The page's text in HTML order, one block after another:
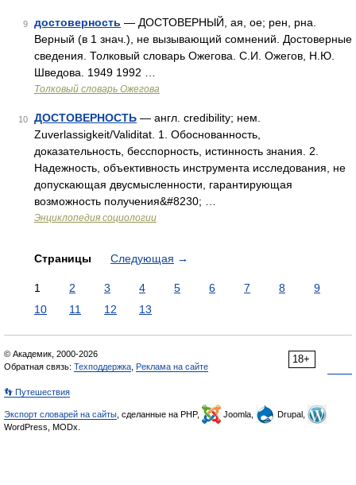
9 достоверность — ДОСТОВЕРНЫЙ, ая, ое; рен, рна.
Верный (в 1 знач.), не вызывающий сомнений. Достоверные
сведения. Толковый словарь Ожегова. С.И. Ожегов, Н.Ю.
Шведова. 1949 1992 …
Толковый словарь Ожегова
10 ДОСТОВЕРНОСТЬ — англ. credibility; нем.
Zuverlassigkeit/Validitat. 1. Обоснованность,
доказательность, бесспорность, истинность знания. 2.
Надежность, объективность инструмента исследования, не
допускающая двусмысленности, гарантирующая
возможность получения&#8230; …
Энциклопедия социологии
Страницы Следующая →
1 2 3 4 5 6 7 8
9
10
11 12 13
18+
© Академик, 2000-2026
Обратная связь: Техподдержка Реклама на сайте
👣 Путешествия
Экспорт словарей на сайты , сделанные на PHP, Joomla,
Drupal,
WordPress, MODx.